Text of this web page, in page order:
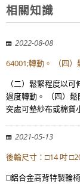
相關知識
2022-08-08
64001;轉動。 （四
（二）鬆緊程度以
過度轉動。 （四）
突處可墊紗布或棉質
2021-05-13
後輪尺寸：□14 吋
□鋁合金高背特製輪